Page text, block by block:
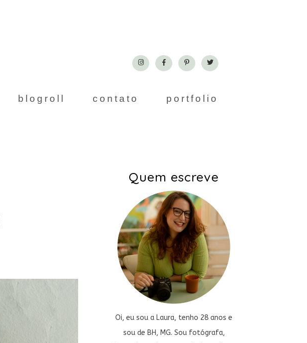
blogroll contato portfolio
Quem escreve
Oi, eu sou a Laura, tenho 28 anos e
sou de BH, MG. Sou fotógrafa,